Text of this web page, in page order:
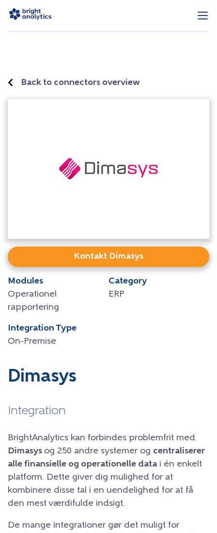
Back to connectors overview
Kontakt Dimasys
Modules
Operationel
rapportering
Category
ERP
Integration Type
On-Premise
Dimasys
Integration
BrightAnalytics kan forbindes problemfrit med
Dimasys og 250 andre systemer og centraliserer
alle finansielle og operationelle data i én enkelt
platform. Dette giver dig mulighed for at
kombinere disse tal i en uendelighed for at få
den mest værdifulde indsigt.
De mange integrationer gør det muligt for